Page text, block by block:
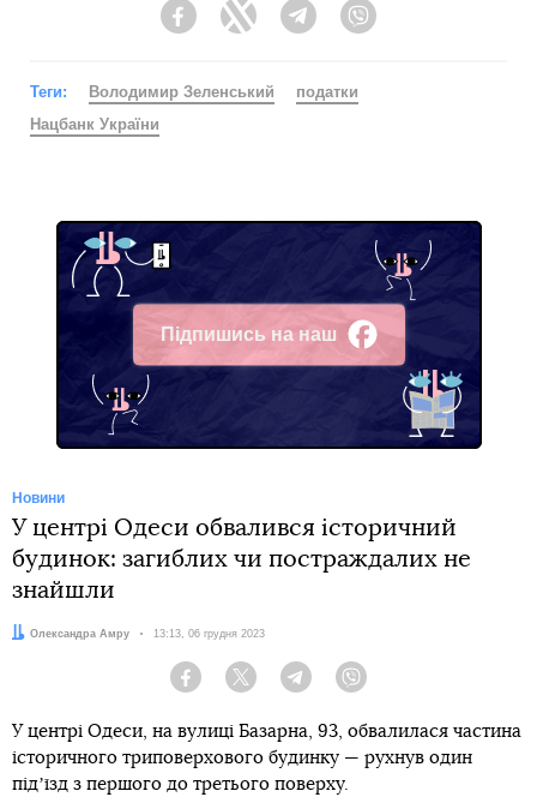
FacebookTwitter Telegram
Теги: Володимир Зеленський
податки
Нацбанк України
Підпишись на наш
Facebook
Новини
У центрі Одеси обвалився історичний
будинок: загиблих чи постраждалих не
знайшли
Автор:
Олександра Амру Дата:
13:13, 06 грудня 2023
Facebook Twitter Telegram
У центрі Одеси, на вулиці Базарна, 93, обвалилася частина
історичного триповерхового будинку — рухнув один
підʼїзд з першого до третього поверху.